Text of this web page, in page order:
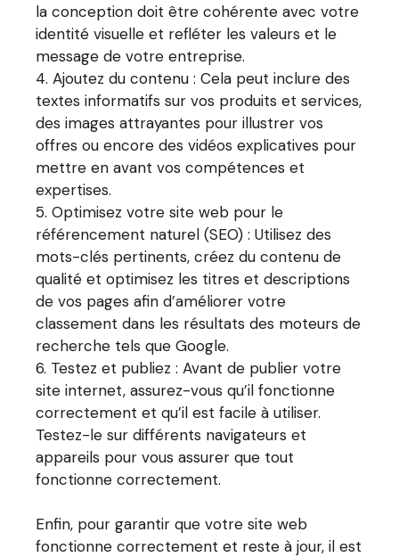
la conception doit être cohérente avec votre
identité visuelle et refléter les valeurs et le
message de votre entreprise.
Ajoutez du contenu : Cela peut inclure des
textes informatifs sur vos produits et services,
des images attrayantes pour illustrer vos
offres ou encore des vidéos explicatives pour
mettre en avant vos compétences et
expertises.
Optimisez votre site web pour le
référencement naturel (SEO) : Utilisez des
mots-clés pertinents, créez du contenu de
qualité et optimisez les titres et descriptions
de vos pages afin d’améliorer votre
classement dans les résultats des moteurs de
recherche tels que Google.
Testez et publiez : Avant de publier votre
site internet, assurez-vous qu’il fonctionne
correctement et qu’il est facile à utiliser.
Testez-le sur différents navigateurs et
appareils pour vous assurer que tout
fonctionne correctement.
Enfin, pour garantir que votre site web
fonctionne correctement et reste à jour, il est